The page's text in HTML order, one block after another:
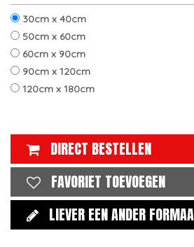
30cm x 40cm
50cm x 60cm
60cm x 90cm
90cm x 120cm
120cm x 180cm
DIRECT BESTELLEN
FAVORIET TOEVOEGEN
LIEVER EEN ANDER